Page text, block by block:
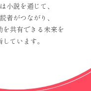
小説を通じて、
者がつながり、
を共有できる未来を
しています。